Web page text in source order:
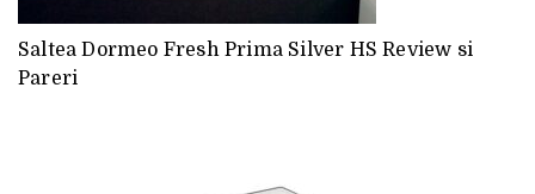
Saltea Dormeo Fresh Prima Silver HS Review si
Pareri